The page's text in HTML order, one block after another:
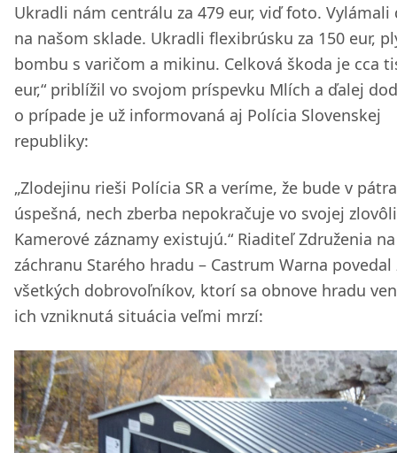
Ukradli nám centrálu za 479 eur, viď foto. Vylámali
na našom sklade. Ukradli flexibrúsku za 150 eur,
bombu s varičom a mikinu. Celková škoda je cca
eur,“ priblížil vo svojom príspevku Mlích a ďalej
o prípade je už informovaná aj Polícia Slovenskej
republiky:
„Zlodejinu rieši Polícia SR a veríme, že bude v
úspešná, nech zberba nepokračuje vo svojej
Kamerové záznamy existujú.“ Riaditeľ Združenia na
záchranu Starého hradu – Castrum Warna povedal
všetkých dobrovoľníkov, ktorí sa obnove hradu
ich vzniknutá situácia veľmi mrzí: